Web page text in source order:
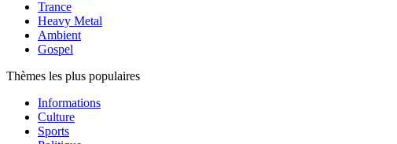
Trance
Heavy Metal
Ambient
Gospel
Thèmes les plus populaires
Informations
Culture
Sports